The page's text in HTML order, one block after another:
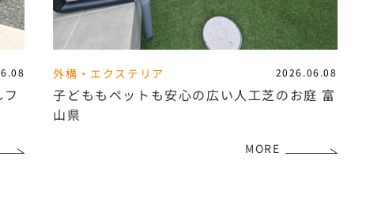
外構・エクステリア 2026.06.08
子どももペットも安心の広い人工芝のお庭 富
山県
MORE